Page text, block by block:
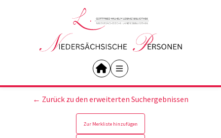
← Zurück zu den erweiterten Suchergebnissen
Zur Merkliste hinzufügen